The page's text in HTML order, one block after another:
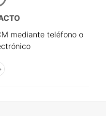
mediante teléfono o